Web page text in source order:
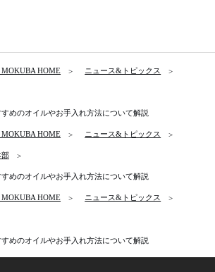
HOME ニュース&トピックス
めのオイルやお手入れ方法について解説
HOME ニュース&トピックス
部
めのオイルやお手入れ方法について解説
HOME ニュース&トピックス
めのオイルやお手入れ方法について解説